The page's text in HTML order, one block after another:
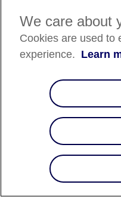
We care about
Cookies are used to
experience. Learn